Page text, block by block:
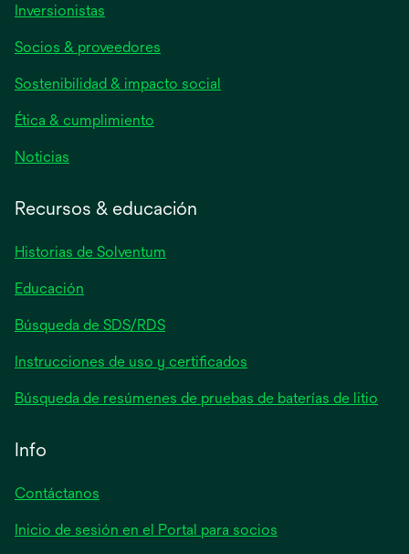
Inversionistas
en
una
pestaña
nueva
Socios & proveedores
Sostenibilidad & impacto social
Ética & cumplimiento
Noticias
pestaña
Recursos & educación
Historias de Solventum
Educación
Búsqueda de SDS/RDS
Instrucciones de uso y certificados
Búsqueda de resúmenes de pruebas de baterías de litio
Info
Contáctanos
Inicio de sesión en el Portal para socios